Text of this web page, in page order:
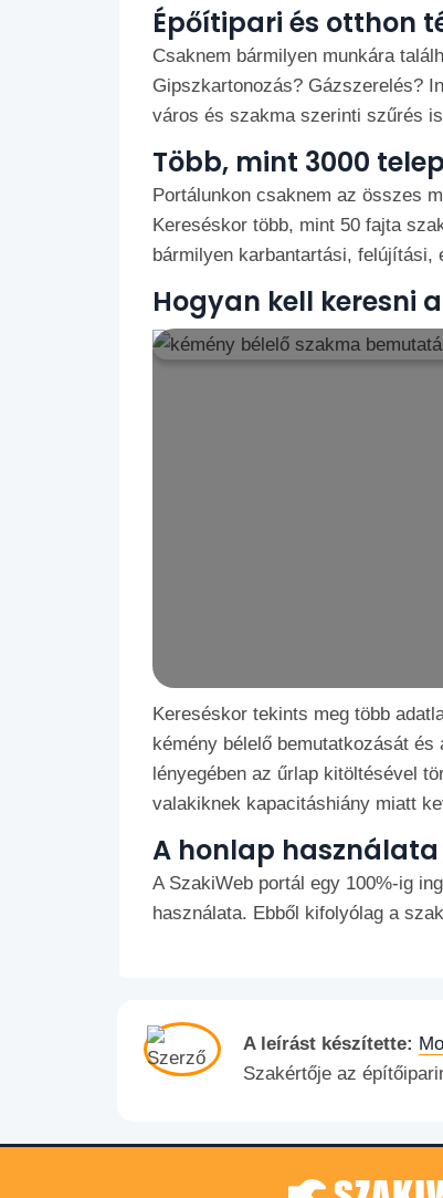
Épőítipari és otthon
Csaknem bármilyen munkára
Gipszkartonozás? Gázszerelés?
város és szakma szerinti szűrés
Több, mint 3000
Portálunkon csaknem az összes
Kereséskor több, mint 50 fajta
bármilyen karbantartási, felújítási,
Hogyan kell keresni
Kereséskor tekints meg több
kémény bélelő bemutatkozását
lényegében az űrlap kitöltésével
valakiknek kapacitáshiány miatt
A honlap
A SzakiWeb portál egy 100%-ig
használata. Ebből kifolyólag a
A leírást készítette:
Szakértője az